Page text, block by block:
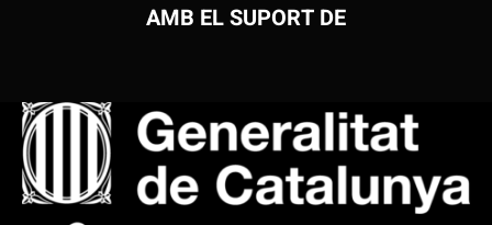
AMB EL SUPORT DE